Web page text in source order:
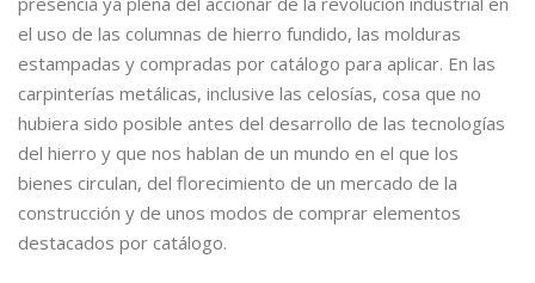
el uso de las columnas de hierro fundido, las molduras
estampadas y compradas por catálogo para aplicar. En las
carpinterías metálicas, inclusive las celosías, cosa que no
hubiera sido posible antes del desarrollo de las tecnologías
del hierro y que nos hablan de un mundo en el que los
bienes circulan, del florecimiento de un mercado de la
construcción y de unos modos de comprar elementos
destacados por catálogo.